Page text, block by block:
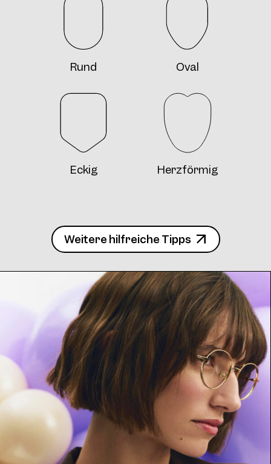
Rund Oval
Eckig Herzförmig
Weitere hilfreiche Tipps